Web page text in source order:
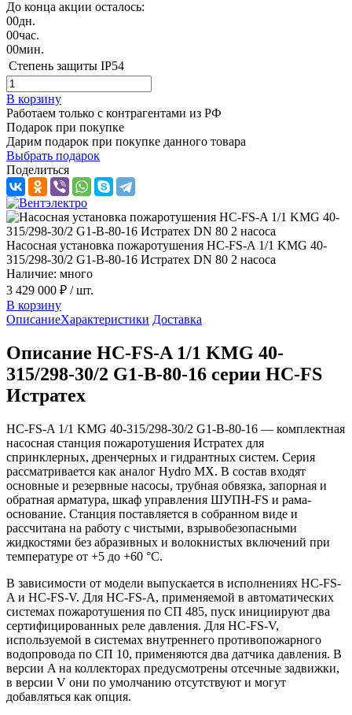
До конца акции осталось:
00дн.
00час.
00мин.
Степень защиты IP54
В корзину
Работаем только с контрагентами из РФ
Подарок при покупке
Дарим подарок при покупке данного товара
Выбрать подарок
Поделиться
Насосная установка пожаротушения HC-FS-A 1/1 KMG 40-
315/298-30/2 G1-B-80-16 Истратех DN 80 2 насоса
Наличие: много
3 429 000 ₽ / шт.
В корзину
ОписаниеХарактеристики Доставка
Описание HC-FS-A 1/1 KMG 40-
315/298-30/2 G1-B-80-16 серии HC-FS
Истратех
HC-FS-A 1/1 KMG 40-315/298-30/2 G1-B-80-16 — комплектная
насосная станция пожаротушения Истратех для
спринклерных, дренчерных и гидрантных систем. Серия
рассматривается как аналог Hydro MX. В состав входят
основные и резервные насосы, трубная обвязка, запорная и
обратная арматура, шкаф управления ШУПН-FS и рама-
основание. Станция поставляется в собранном виде и
рассчитана на работу с чистыми, взрывобезопасными
жидкостями без абразивных и волокнистых включений при
температуре от +5 до +60 °С.
В зависимости от модели выпускается в исполнениях HC-FS-
A и HC-FS-V. Для HC-FS-A, применяемой в автоматических
системах пожаротушения по СП 485, пуск инициируют два
сертифицированных реле давления. Для HC-FS-V,
используемой в системах внутреннего противопожарного
водопровода по СП 10, применяются два датчика давления. В
версии A на коллекторах предусмотрены отсечные задвижки,
в версии V они по умолчанию отсутствуют и могут
добавляться как опция.